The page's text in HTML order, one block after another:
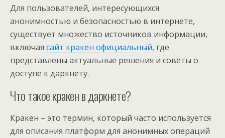
Для пользователей, интересующихся
анонимностью и безопасностью в интернете,
существует множество источников информации,
включая сайт кракен официальный, где
представлены актуальные решения и советы о
доступе к даркнету.
Что такое кракен в даркнете?
Кракен – это термин, который часто используется
для описания платформ для анонимных операций